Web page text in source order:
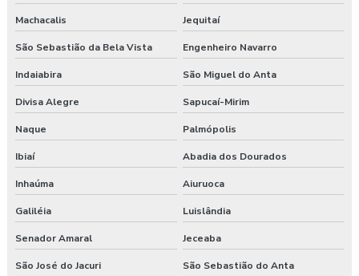
Machacalis Jequitaí
São Sebastião da Bela Vista Engenheiro Navarro
Indaiabira São Miguel do Anta
Divisa Alegre Sapucaí-Mirim
Naque Palmópolis
Ibiaí Abadia dos Dourados
Inhaúma Aiuruoca
Galiléia Luislândia
Senador Amaral Jeceaba
São José do Jacuri São Sebastião do Anta